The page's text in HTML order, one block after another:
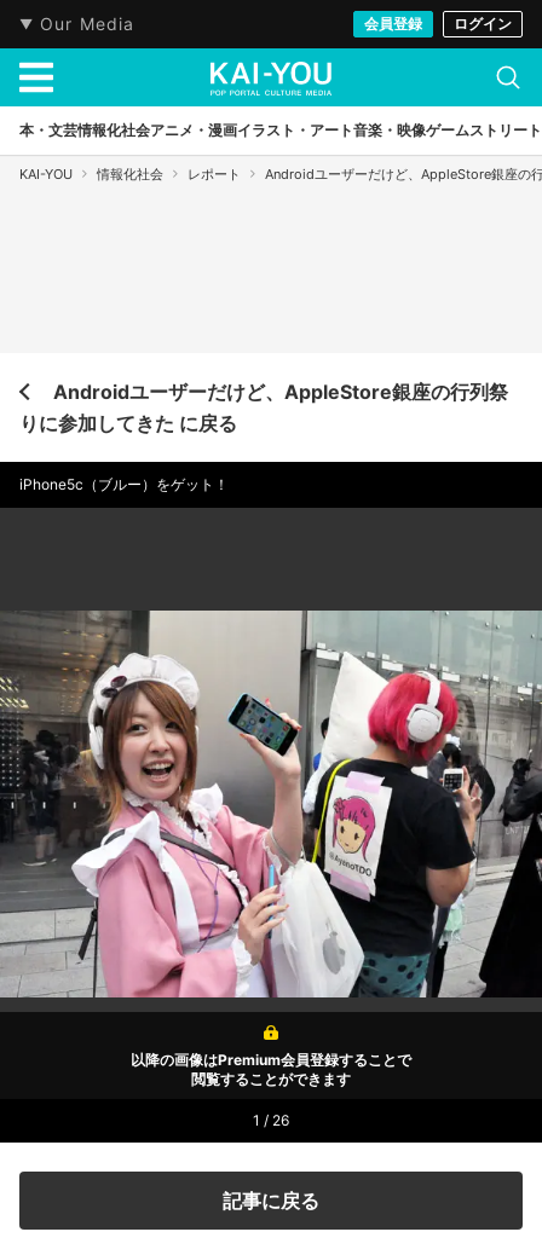
Our Media 会員登録 ログイン
本・文芸情報化社会アニメ・漫画イラスト・アート音楽・映像ゲームストリート
KAI-YOU 情報化社会 レポート Androidユーザーだけど、AppleStore銀座の
Androidユーザーだけど、AppleStore銀座の行列祭
りに参加してきた に戻る
iPhone5c（ブルー）をゲット！
以降の画像はPremium会員登録することで
閲覧することができます
1 / 26
記事に戻る